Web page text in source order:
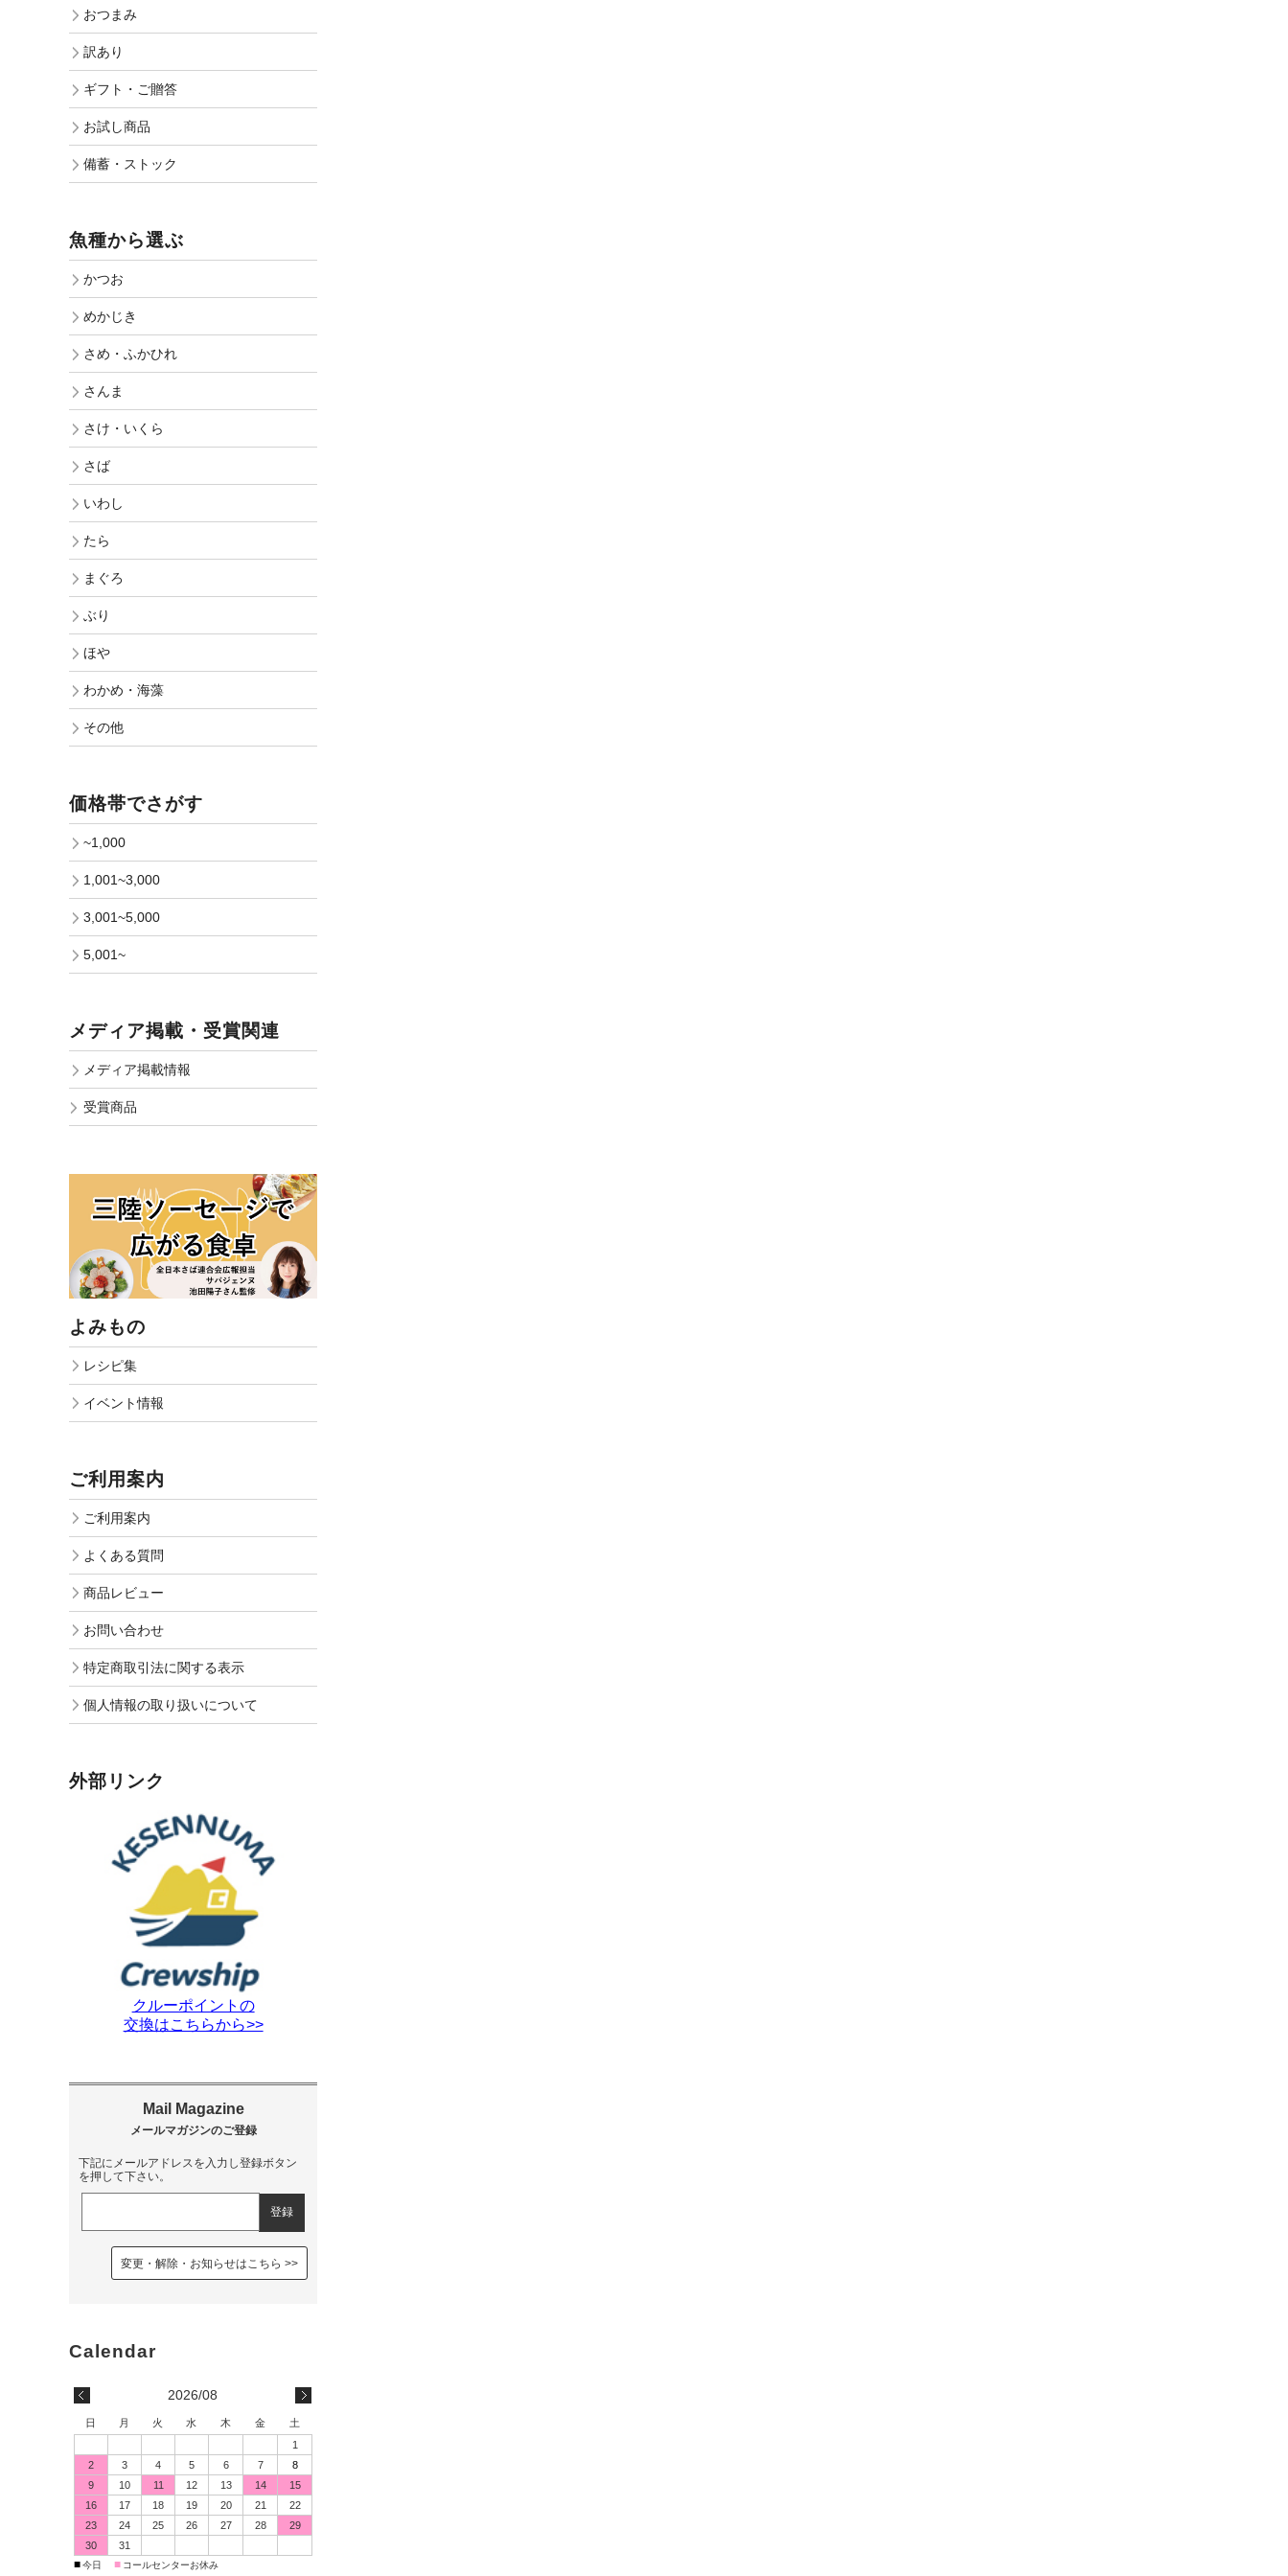
おつまみ
訳あり
ギフト・ご贈答
お試し商品
備蓄・ストック
魚種から選ぶ
かつお
めかじき
さめ・ふかひれ
さんま
さけ・いくら
さば
いわし
たら
まぐろ
ぶり
ほや
わかめ・海藻
その他
価格帯でさがす
~1,000
1,001~3,000
3,001~5,000
5,001~
メディア掲載・受賞関連
メディア掲載情報
受賞商品
よみもの
レシピ集
イベント情報
ご利用案内
ご利用案内
よくある質問
商品レビュー
お問い合わせ
特定商取引法に関する表示
個人情報の取り扱いについて
外部リンク
クルーポイントの
交換はこちらから>>
下記にメールアドレスを入力し登録ボタン
を押して下さい。
変更・解除・お知らせはこちら
2026/08
日 月 火 水 木 金
土
1
2
3 4 5 6 7
8
9
10 11 12 13 14
15
16
17 18 19 20 21
22
23
24 25 26 27 28
29
30
31
■今日 ■ コールセンターお休み